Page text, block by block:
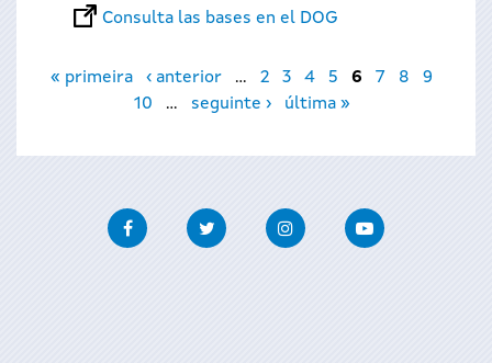
Consulta las bases en el DOG
Páginas
« primeira ‹ anterior … 2 3 4 5 6 7 8
9
10
… seguinte › última »
FacebookTwitter InstagramYoutube